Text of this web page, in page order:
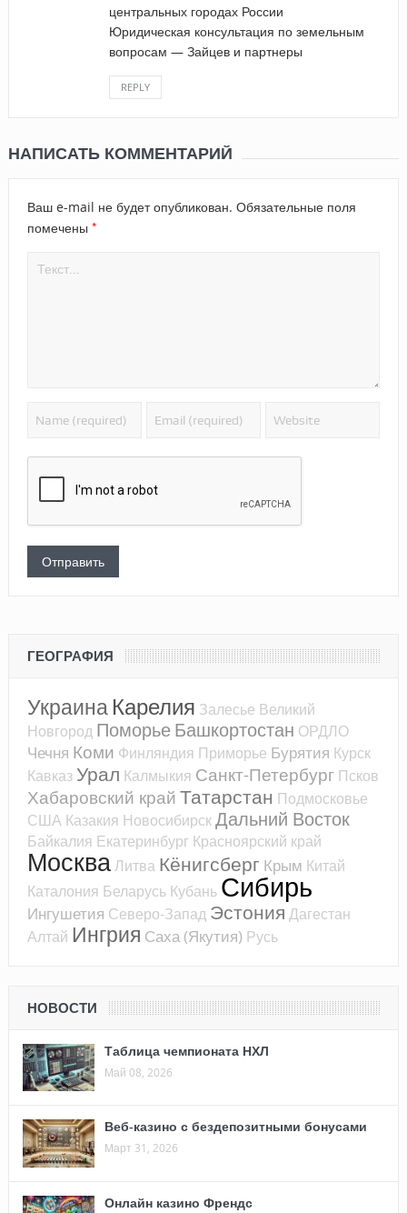
центральных городах России
Юридическая консультация по земельным
вопросам — Зайцев и партнеры
REPLY
НАПИСАТЬ КОММЕНТАРИЙ
Ваш e-mail не будет опубликован. Обязательные поля
помечены *
ГЕОГРАФИЯ
УкраинаКарелия Залесье Великий
Новгород ПоморьеБашкортостан ОРДЛО
Чечня Коми Финляндия Приморье Бурятия Курск
Кавказ Урал Калмыкия Санкт-Петербург Псков
Хабаровский край Татарстан Подмосковье
США Казакия НовосибирскДальний Восток
Байкалия Екатеринбург Красноярский край
МоскваЛитва Кёнигсберг Крым Китай
Каталония Беларусь Кубань Сибирь
Ингушетия Северо-Запад Эстония Дагестан
Алтай Ингрия Саха (Якутия) Русь
НОВОСТИ
Таблица чемпионата НХЛ
Май 08, 2026
Веб-казино с бездепозитными бонусами
Март 31, 2026
Онлайн казино Френдс